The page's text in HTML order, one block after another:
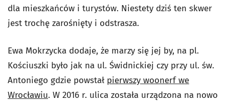
dla mieszkańców i turystów. Niestety dziś ten skwer
jest trochę zarośnięty i odstrasza.
Ewa Mokrzycka dodaje, że marzy się jej by, na pl.
Kościuszki było jak na ul. Świdnickiej czy przy ul. św.
Antoniego gdzie powstał pierwszy woonerf we
Wrocławiu. W 2016 r. ulica została urządzona na nowo